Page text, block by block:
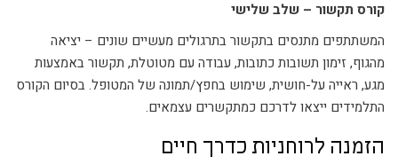
קורס תקשור – שלב שלישי
המשתתפים מתנסים בתקשור בתרגולים מעשיים שונים – יציאה
מהגוף, זימון תשובות כתובות, עבודה עם מטוטלת, תקשור באמצעות
מגע, ראייה על-חושית, שימוש בחפץ/תמונה של המטופל. בסיום הקורס
התלמידים ייצאו לדרכם כמתקשרים עצמאים.
הזמנה לרוחניות כדרך חיים